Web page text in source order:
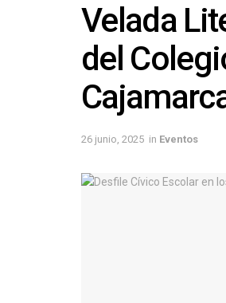
Velada
del
26 junio, 2025 in Eventos